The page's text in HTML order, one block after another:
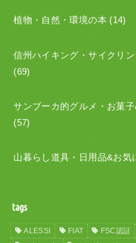
植物・自然・環境の本 (14)
信州ハイキング・サイクリ
(69)
サンブーカ的グルメ・お菓
(57)
山暮らし道具・日用品&お気
tags
ALESSI FIAT FSC認証